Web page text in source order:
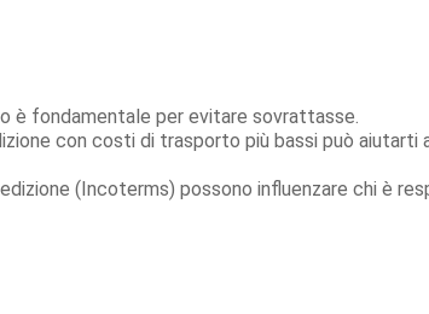
è fondamentale per evitare sovrattasse.
con costi di trasporto più bassi può aiutarti
(Incoterms) possono influenzare chi è